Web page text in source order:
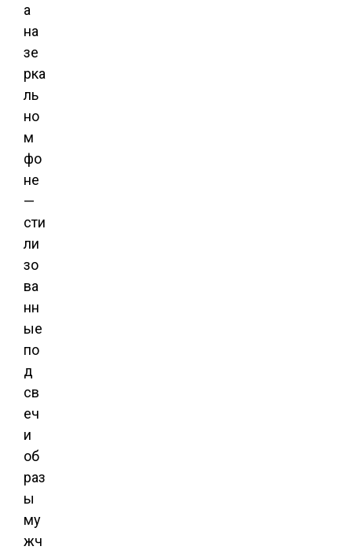
а
на
зе
рка
ль
но
м
фо
не
—
сти
ли
зо
ва
нн
ые
по
д
св
еч
и
об
раз
ы
му
жч